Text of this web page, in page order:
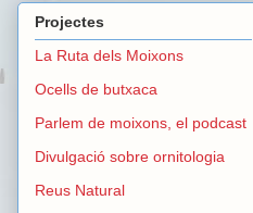
Projectes
La Ruta dels Moixons
Ocells de butxaca
Parlem de moixons, el podcast
Divulgació sobre ornitologia
Reus Natural